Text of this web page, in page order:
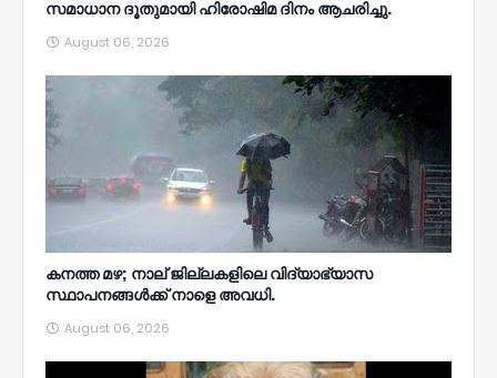
സമാധാന ദൂതുമായി ഹിരോഷിമ ദിനം ആചരിച്ചു.
August 06, 2026
കനത്ത മഴ; നാല്‌ ജില്ലകളിലെ വിദ്യാഭ്യാസ
സ്ഥാപനങ്ങൾക്ക് നാളെ അവധി.
August 06, 2026